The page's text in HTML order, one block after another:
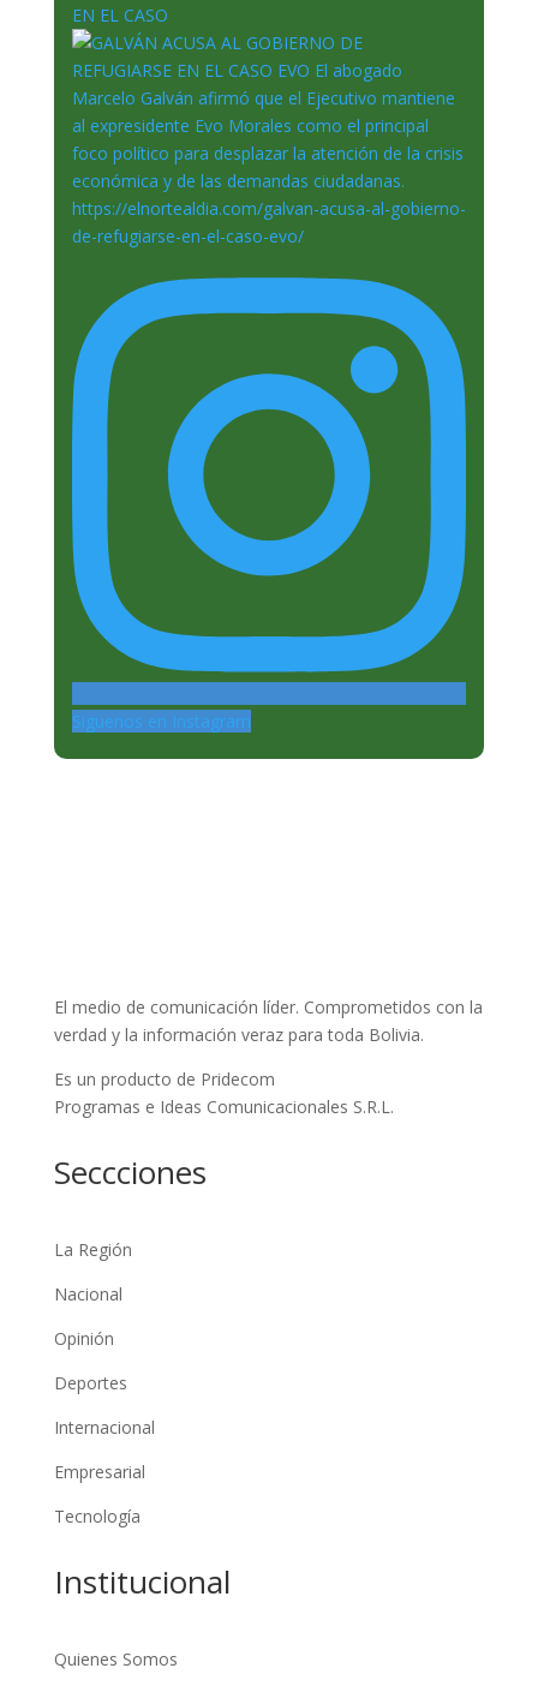
EN EL CASO
Siguenos en Instagram
El medio de comunicación líder. Comprometidos con la
verdad y la información veraz para toda Bolivia.
Es un producto de Pridecom
Programas e Ideas Comunicacionales S.R.L.
Seccciones
La Región
Nacional
Opinión
Deportes
Internacional
Empresarial
Tecnología
Institucional
Quienes Somos